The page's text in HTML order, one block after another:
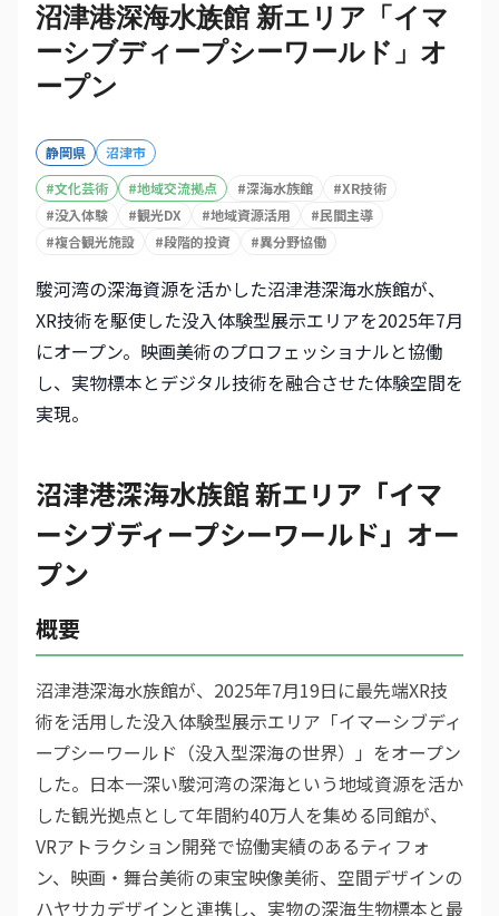
沼津港深海水族館 新エリア「イマ
ーシブディープシーワールド」オ
ープン
静岡県
沼津市
#文化芸術 #地域交流拠点 #深海水族館 #XR技術
#没入体験 #観光DX #地域資源活用 #民間主導
#複合観光施設 #段階的投資 #異分野協働
駿河湾の深海資源を活かした沼津港深海水族館が、
XR技術を駆使した没入体験型展示エリアを2025年7月
にオープン。映画美術のプロフェッショナルと協働
し、実物標本とデジタル技術を融合させた体験空間を
実現。
沼津港深海水族館 新エリア「イマ
ーシブディープシーワールド」オー
プン
概要
沼津港深海水族館が、2025年7月19日に最先端XR技
術を活用した没入体験型展示エリア「イマーシブディ
ープシーワールド（没入型深海の世界）」をオープン
した。日本一深い駿河湾の深海という地域資源を活か
した観光拠点として年間約40万人を集める同館が、
VRアトラクション開発で協働実績のあるティフォ
ン、映画・舞台美術の東宝映像美術、空間デザインの
ハヤサカデザインと連携し、実物の深海生物標本と最